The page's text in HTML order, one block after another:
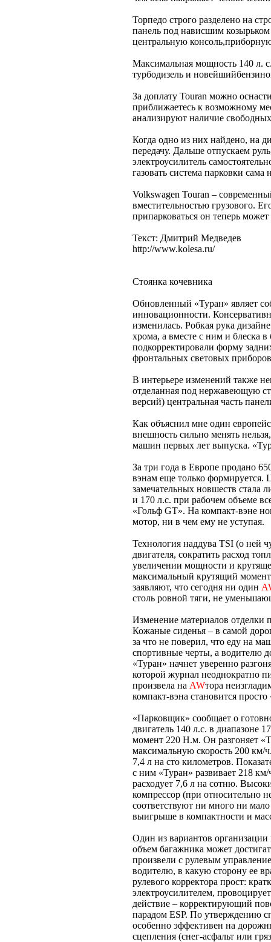
Торпедо строго разделено на
панель под нависшим козырьком
центральную
Максимальная мощность 140 л.
турбодизель и
За доплату Touran можно
приближаетесь к возможному
анализируют наличие
Когда одно из них найдено, на
передачу. Дальше отпускаем
электроусилитель
газовать система парковки
Volkswagen Touran –
вместительностью грузового.
припарковаться он теперь
Текст: Дмитрий Медведев
http://www.kolesa.ru/
Стоянка кочевника
Обновленный «Туран» являет
инновационности.
изменилась. Робкая рука
хрома, а вместе с ним и блеска
подкорректировали форму
фронтальных световых
В интерьере изменений также
отделанная под нержавеющую
версий) центральная часть
Как объяснил мне один
внешность сильно менять
машин первых лет выпуска.
За три года в Европе продано
вэнам еще только формируется.
замечательных новшеств стала
и 170 л.с. при рабочем объеме
«Гольф GT». На компакт-вэне
мотор, ни в чем ему не уступая.
Технология наддува TSI (о ней
двигателя, сократить расход
увеличении мощности и
максимальный крутящий
заявляют, что сегодня ни один
столь ровной тяги, не
Изменение материалов отделки
Кожаные сиденья – в самой
за что не поверил, что еду на
спортивные черты, а водителю
«Туран» начнет уверенно
которой журнал неоднократно
произвела на AWтора
компакт-вэна становится
«Парковщик» сообщает о
двигатель 140 л.с. в диапазоне
момент 220 Н.м. Он разгоняет
максимальную скорость 200 км/
7,4 л на сто километров.
с ним «Туран» развивает 218 км/
расходует 7,6 л на сотню.
компрессор (при относительно
соответствуют ни много ни
выигрыше в компактности и
Один из вариантов
объем багажника может
произвели с рулевым
водителю, в какую сторону ее
рулевого корректора прост:
электроусилителем,
действие – корректирующий
парадом ESP. По утверждению
особенно эффективен на
сцепления (снег-асфальт или